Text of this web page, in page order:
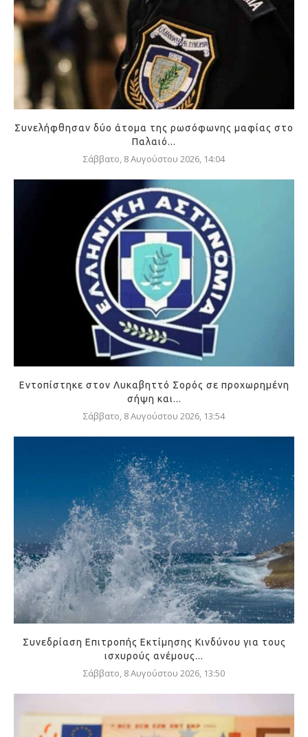
Συνελήφθησαν δύο άτομα της ρωσόφωνης μαφίας στο
Παλαιό...
Σάββατο, 8 Αυγούστου 2026, 14:04
Εντοπίστηκε στον Λυκαβηττό Σορός σε προχωρημένη
σήψη και...
Σάββατο, 8 Αυγούστου 2026, 13:54
Συνεδρίαση Επιτροπής Εκτίμησης Κινδύνου για τους
ισχυρούς ανέμους...
Σάββατο, 8 Αυγούστου 2026, 13:50